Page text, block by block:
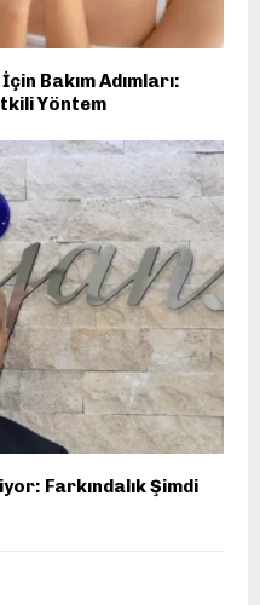
Bakım Adımları:
Yöntem
Farkındalık Şimdi